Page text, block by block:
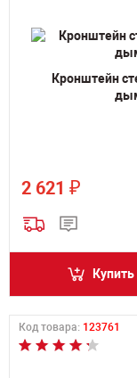
Кронштейн
2 621 ₽
Купить
Код товара: 123761